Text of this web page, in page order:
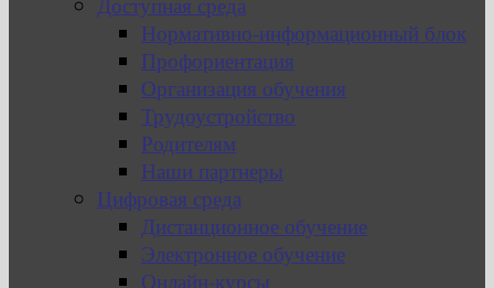
Нормативно-информационный блок
Профориентация
Организация обучения
Трудоустройство
Родителям
Наши партнеры
Цифровая среда
Дистанционное обучение
Электронное обучение
Онлайн-курсы